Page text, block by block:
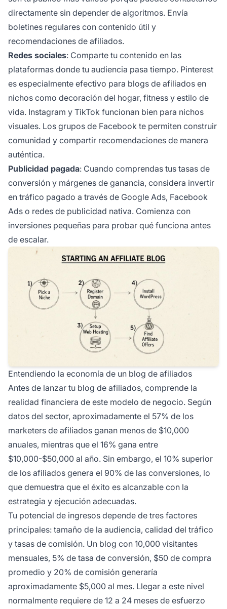
directamente sin depender de algoritmos. Envía
boletines regulares con contenido útil y
recomendaciones de afiliados.
Redes sociales: Comparte tu contenido en las
plataformas donde tu audiencia pasa tiempo. Pinterest
es especialmente efectivo para blogs de afiliados en
nichos como decoración del hogar, fitness y estilo de
vida. Instagram y TikTok funcionan bien para nichos
visuales. Los grupos de Facebook te permiten construir
comunidad y compartir recomendaciones de manera
auténtica.
Publicidad pagada: Cuando comprendas tus tasas de
conversión y márgenes de ganancia, considera invertir
en tráfico pagado a través de Google Ads, Facebook
Ads o redes de publicidad nativa. Comienza con
inversiones pequeñas para probar qué funciona antes
de escalar.
Entendiendo la economía de un blog de afiliados
Antes de lanzar tu blog de afiliados, comprende la
realidad financiera de este modelo de negocio. Según
datos del sector, aproximadamente el 57% de los
marketers de afiliados ganan menos de $10,000
anuales, mientras que el 16% gana entre
$10,000-$50,000 al año. Sin embargo, el 10% superior
de los afiliados genera el 90% de las conversiones, lo
que demuestra que el éxito es alcanzable con la
estrategia y ejecución adecuadas.
Tu potencial de ingresos depende de tres factores
principales: tamaño de la audiencia, calidad del tráfico
y tasas de comisión. Un blog con 10,000 visitantes
mensuales, 5% de tasa de conversión, $50 de compra
promedio y 20% de comisión generaría
aproximadamente $5,000 al mes. Llegar a este nivel
normalmente requiere de 12 a 24 meses de esfuerzo